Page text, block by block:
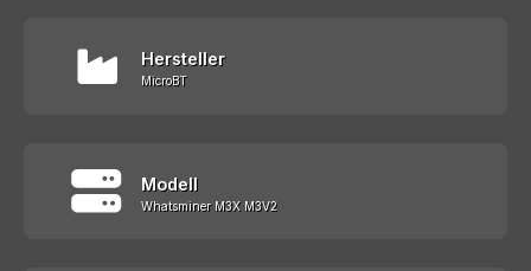
Hersteller
MicroBT
Modell
Whatsminer M3X M3V2